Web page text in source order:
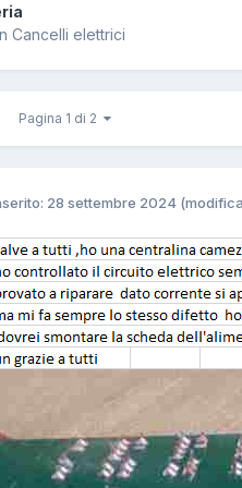
Cancelli elettrici
Pagina 1 di 2
28 settembre 2024